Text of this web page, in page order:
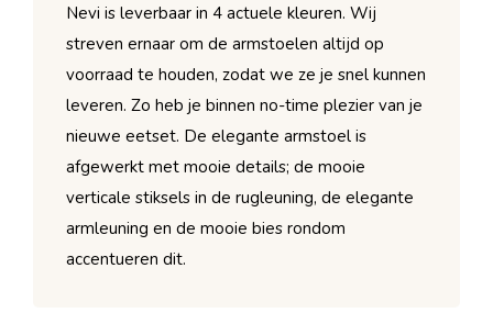
Nevi is leverbaar in 4 actuele kleuren. Wij
streven ernaar om de armstoelen altijd op
voorraad te houden, zodat we ze je snel kunnen
leveren. Zo heb je binnen no-time plezier van je
nieuwe eetset. De elegante armstoel is
afgewerkt met mooie details; de mooie
verticale stiksels in de rugleuning, de elegante
armleuning en de mooie bies rondom
accentueren dit.